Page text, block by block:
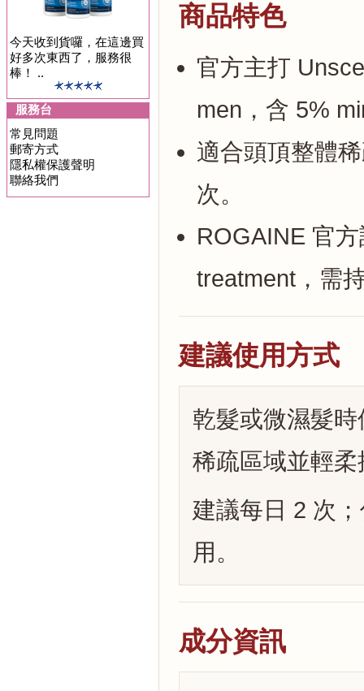
今天收到貨囉，在這邊買
好多次東西了，服務很
棒！ ..
服務台
常見問題
郵寄方式
隱私權保護聲明
聯絡我們
商品特色
官方主打
men，含 5%
適合頭頂整體
次。
ROGAINE 官
treatment，需
建議使用方式
乾髮或微濕髮
稀疏區域並輕
建議每日 2 次
用。
成分資訊